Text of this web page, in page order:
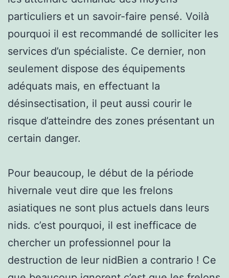
particuliers et un savoir-faire pensé. Voilà
pourquoi il est recommandé de solliciter les
services d’un spécialiste. Ce dernier, non
seulement dispose des équipements
adéquats mais, en effectuant la
désinsectisation, il peut aussi courir le
risque d’atteindre des zones présentant un
certain danger.
Pour beaucoup, le début de la période
hivernale veut dire que les frelons
asiatiques ne sont plus actuels dans leurs
nids. c’est pourquoi, il est inefficace de
chercher un professionnel pour la
destruction de leur nidBien a contrario ! Ce